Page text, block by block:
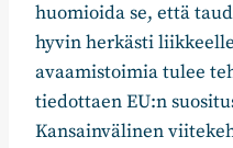
huomioida se, että
hyvin herkästi
avaamistoimia tulee
tiedottaen EU:n
Kansainvälinen